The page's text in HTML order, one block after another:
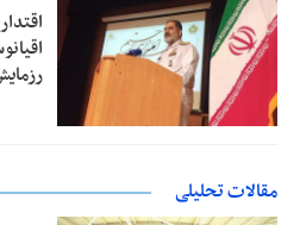
مقالات تحلیلی